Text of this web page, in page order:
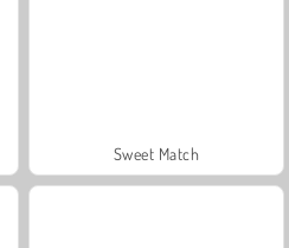
Sweet Match